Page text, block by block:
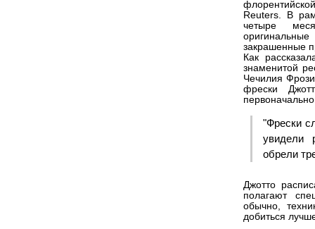
Reuters. В
четыре
закрашенные
Как
знаменитой
Чечилия
фрески
"Фрески
увидели
обрели
Джотто
полагают
обычно,
добиться